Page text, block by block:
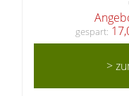
gespart:
>